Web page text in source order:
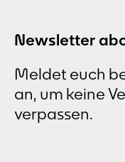
Newsletter
Meldet euch
an, um keine
verpassen.